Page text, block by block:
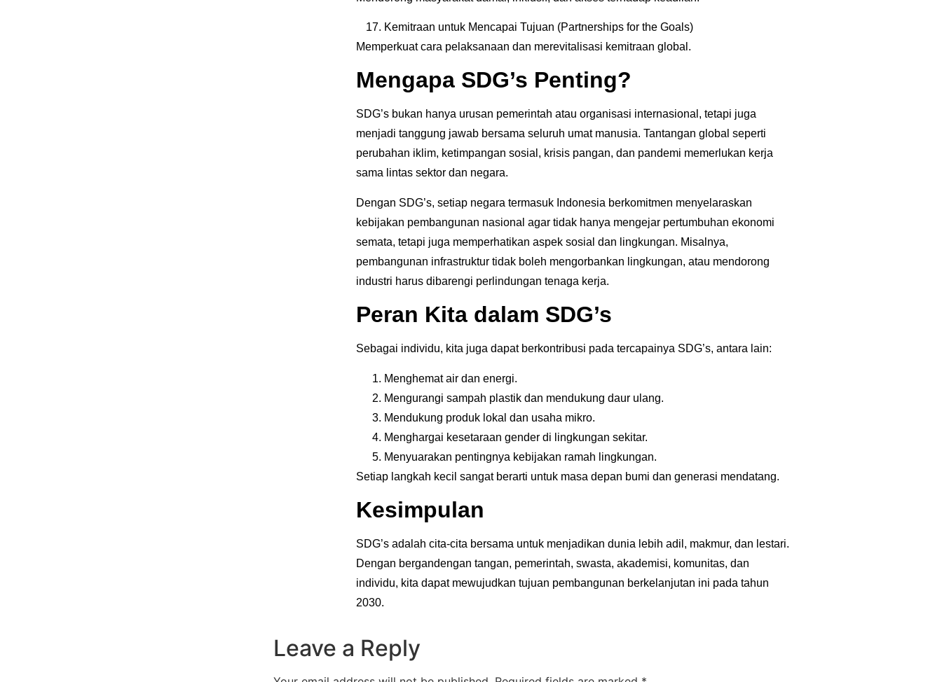
Kemitraan untuk Mencapai Tujuan (Partnerships for the Goals)
Memperkuat cara pelaksanaan dan merevitalisasi kemitraan global.
Mengapa SDG’s Penting?
SDG’s bukan hanya urusan pemerintah atau organisasi internasional, tetapi juga
menjadi tanggung jawab bersama seluruh umat manusia. Tantangan global seperti
perubahan iklim, ketimpangan sosial, krisis pangan, dan pandemi memerlukan kerja
sama lintas sektor dan negara.
Dengan SDG’s, setiap negara termasuk Indonesia berkomitmen menyelaraskan
kebijakan pembangunan nasional agar tidak hanya mengejar pertumbuhan ekonomi
semata, tetapi juga memperhatikan aspek sosial dan lingkungan. Misalnya,
pembangunan infrastruktur tidak boleh mengorbankan lingkungan, atau mendorong
industri harus dibarengi perlindungan tenaga kerja.
Peran Kita dalam SDG’s
Sebagai individu, kita juga dapat berkontribusi pada tercapainya SDG’s, antara lain:
Menghemat air dan energi.
Mengurangi sampah plastik dan mendukung daur ulang.
Mendukung produk lokal dan usaha mikro.
Menghargai kesetaraan gender di lingkungan sekitar.
Menyuarakan pentingnya kebijakan ramah lingkungan.
Setiap langkah kecil sangat berarti untuk masa depan bumi dan generasi mendatang.
Kesimpulan
SDG’s adalah cita-cita bersama untuk menjadikan dunia lebih adil, makmur, dan lestari.
Dengan bergandengan tangan, pemerintah, swasta, akademisi, komunitas, dan
individu, kita dapat mewujudkan tujuan pembangunan berkelanjutan ini pada tahun
2030.
Leave a Reply